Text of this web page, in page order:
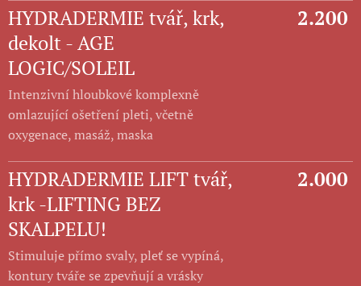
HYDRADERMIE tvář, krk,
dekolt - AGE
LOGIC/SOLEIL
Intenzivní hloubkové komplexně
omlazující ošetření pleti, včetně
oxygenace, masáž, maska
2.200
HYDRADERMIE LIFT tvář,
krk -LIFTING BEZ
SKALPELU!
Stimuluje přímo svaly, pleť se vypíná,
kontury tváře se zpevňují a vrásky
2.000